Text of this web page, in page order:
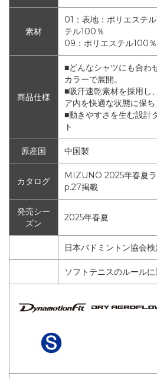
素材
01：表地：ポリエステ
テル100％
09：ポリエステル100％
商品仕様
■どんなシャツにも合わ
カラーで展開。
■吸汗速乾素材を採用し
ア内を快適な状態に保ち
■動きやすさを生む設計
ト
原産国 中国製
カタログ
MIZUNO 2025年春夏
p.27掲載
発売シー
ズン
2025年春夏
日本バドミントン協会
ソフトテニスのルールに